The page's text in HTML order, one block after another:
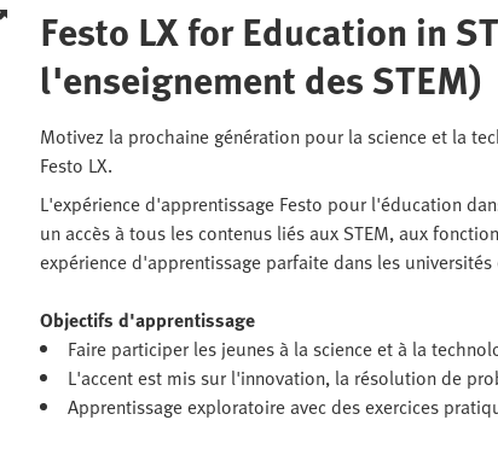
Festo LX for Education in
l'enseignement des STEM)
Motivez la prochaine génération pour la science et la
Festo LX.
L'expérience d'apprentissage Festo pour l'éducation
un accès à tous les contenus liés aux STEM, aux
expérience d'apprentissage parfaite dans les universités
Objectifs d'apprentissage
Faire participer les jeunes à la science et à la
L'accent est mis sur l'innovation, la résolution de
Apprentissage exploratoire avec des exercices